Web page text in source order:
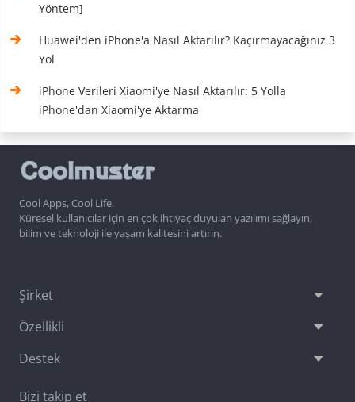
Yöntem]
Huawei'den iPhone'a Nasıl Aktarılır? Kaçırmayacağınız 3
Yol
iPhone Verileri Xiaomi'ye Nasıl Aktarılır: 5 Yolla
iPhone'dan Xiaomi'ye Aktarma
Cool Apps, Cool Life.
Küresel kullanıcılar için en çok ihtiyaç duyulan yazılımı sağlayın,
bilim ve teknoloji ile yaşam kalitesini artırın.
Şirket
Özellikli
Destek
Bizi takip et